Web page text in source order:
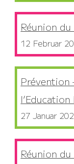
Réunion
12 Februar
27 Januar
Réunion